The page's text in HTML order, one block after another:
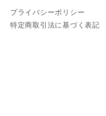
プライバシーポリシー
特定商取引法に基づく表記